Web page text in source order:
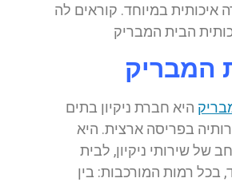
איכותית במיוחד. קוראים לה
הבית המבריק
המבריק
היא חברת ניקיון בתים
בפריסה ארצית. היא
של שירותי ניקיון, לבית
בכל רמות המורכבות: בין